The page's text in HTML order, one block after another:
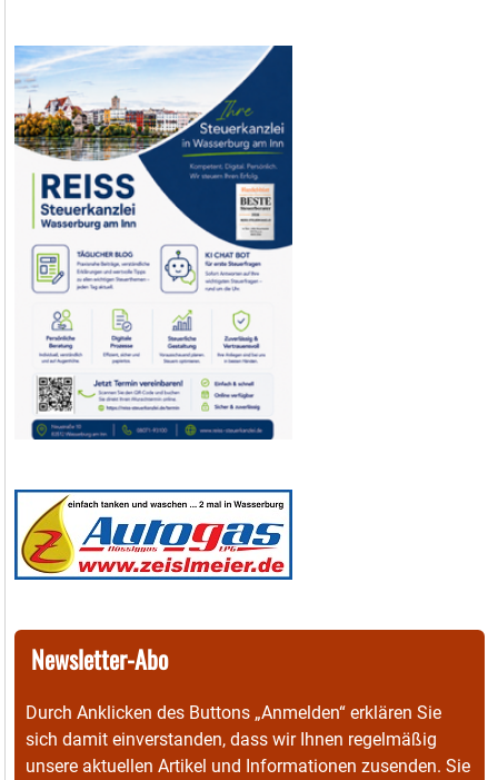
Newsletter-Abo
Durch Anklicken des Buttons „Anmelden“ erklären Sie
sich damit einverstanden, dass wir Ihnen regelmäßig
unsere aktuellen Artikel und Informationen zusenden. Sie